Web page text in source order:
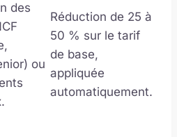
des
ou
Réduction de 25 à
50 % sur le tarif
de base,
appliquée
automatiquement.